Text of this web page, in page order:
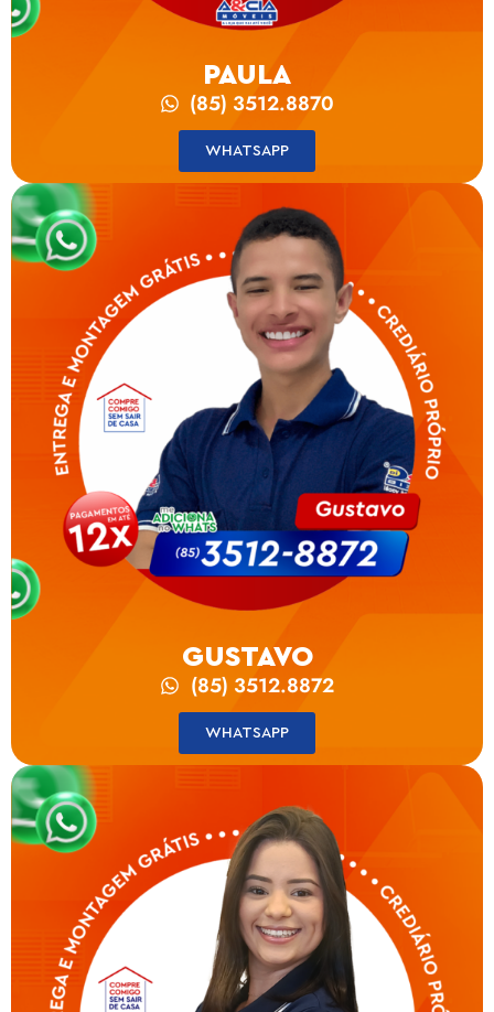
PAULA
(85) 3512.8870
WHATSAPP
GUSTAVO
(85) 3512.8872
WHATSAPP